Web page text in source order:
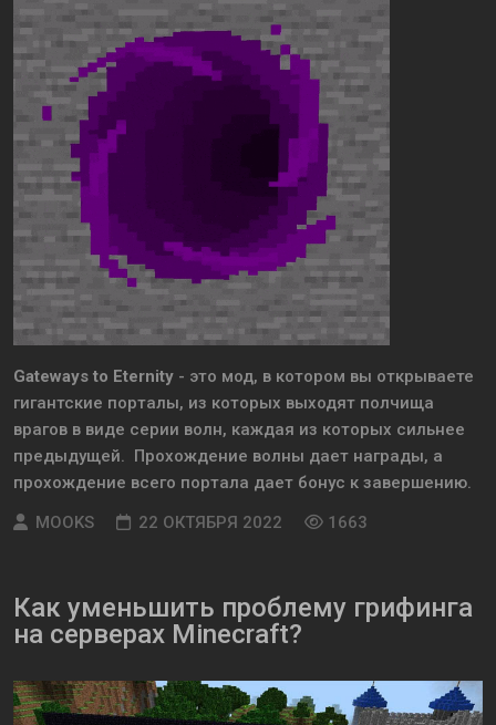
Gateways to Eternity - это мод, в котором вы открываете
гигантские порталы, из которых выходят полчища
врагов в виде серии волн, каждая из которых сильнее
предыдущей. Прохождение волны дает награды, а
прохождение всего портала дает бонус к завершению.
MOOKS
22 ОКТЯБРЯ 2022 1663
Как уменьшить проблему грифинга
на серверах Minecraft?